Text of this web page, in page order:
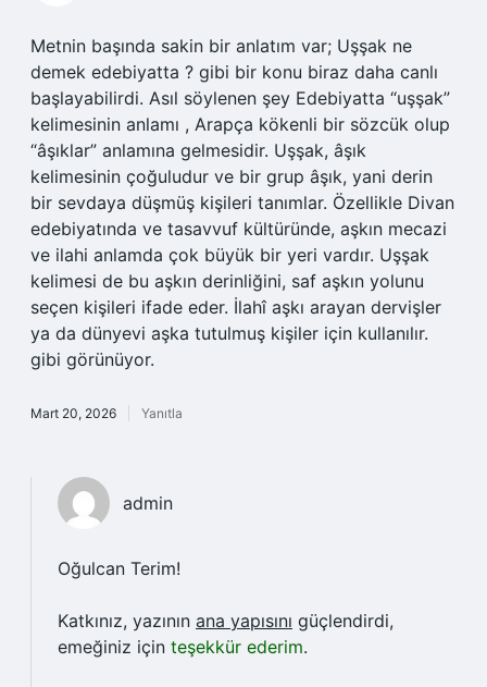
Metnin başında sakin bir anlatım var; Uşşak ne
demek edebiyatta ? gibi bir konu biraz daha canlı
başlayabilirdi. Asıl söylenen şey Edebiyatta “uşşak”
kelimesinin anlamı , Arapça kökenli bir sözcük olup
“âşıklar” anlamına gelmesidir. Uşşak, âşık
kelimesinin çoğuludur ve bir grup âşık, yani derin
bir sevdaya düşmüş kişileri tanımlar. Özellikle Divan
edebiyatında ve tasavvuf kültüründe, aşkın mecazi
ve ilahi anlamda çok büyük bir yeri vardır. Uşşak
kelimesi de bu aşkın derinliğini, saf aşkın yolunu
seçen kişileri ifade eder. İlahî aşkı arayan dervişler
ya da dünyevi aşka tutulmuş kişiler için kullanılır.
gibi görünüyor.
Mart 20, 2026 Yanıtla
admin
Oğulcan Terim!
Katkınız, yazının ana yapısını güçlendirdi,
emeğiniz için teşekkür ederim.